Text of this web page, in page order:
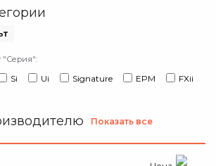
"Серия":
Si Ui Signature EPM
FXii
Показать все